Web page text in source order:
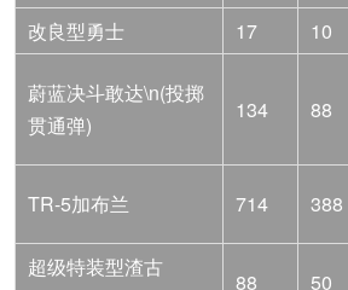
改良型勇士
17 10
蔚蓝决斗敢达\n(投掷
贯通弹)
134 88
TR-5加布兰 714 388
超级特装型渣古
88 50